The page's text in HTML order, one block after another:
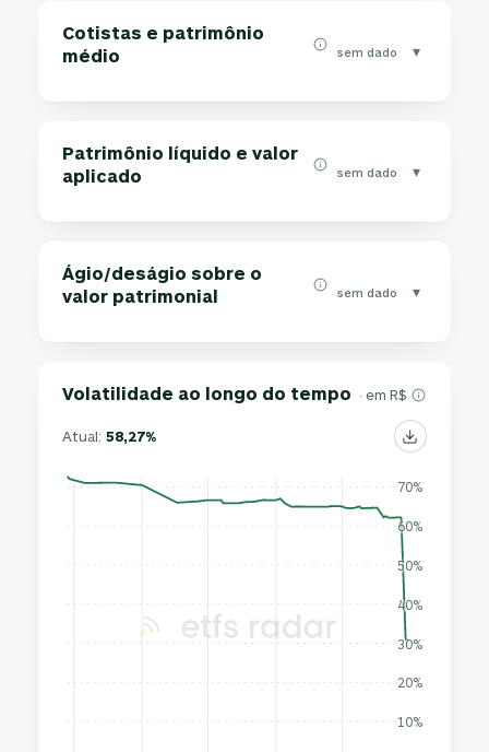
Cotistas e patrimônio
médio
sem dado ▾
Patrimônio líquido e valor
aplicado
sem dado ▾
Ágio/deságio sobre o
valor patrimonial
sem dado ▾
Volatilidade ao longo do tempo · em R$
Atual:58,27%
10%
20%
30%
40%
50%
60%
70%